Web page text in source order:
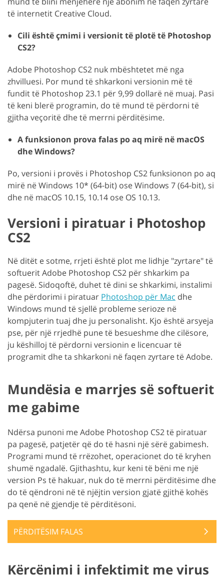
të internetit Creative Cloud.
Cili është çmimi i versionit të plotë të Photoshop
CS2?
Adobe Photoshop CS2 nuk mbështetet më nga
zhvilluesi. Por mund të shkarkoni versionin më të
fundit të Photoshop 23.1 për 9,99 dollarë në muaj. Pasi
të keni blerë programin, do të mund të përdorni të
gjitha veçoritë dhe të merrni përditësime.
A funksionon prova falas po aq mirë në macOS
dhe Windows?
Po, versioni i provës i Photoshop CS2 funksionon po aq
mirë në Windows 10* (64-bit) ose Windows 7 (64-bit), si
dhe në macOS 10.15, 10.14 ose OS 10.13.
Versioni i piratuar i Photoshop
CS2
Në ditët e sotme, rrjeti është plot me lidhje "zyrtare" të
softuerit Adobe Photoshop CS2 për shkarkim pa
pagesë. Sidoqoftë, duhet të dini se shkarkimi, instalimi
dhe përdorimi i piratuar Photoshop për Mac dhe
Windows mund të sjellë probleme serioze në
kompjuterin tuaj dhe ju personalisht. Kjo është arsyeja
pse, për një rrjedhë pune të besueshme dhe cilësore,
ju këshilloj të përdorni versionin e licencuar të
programit dhe ta shkarkoni në faqen zyrtare të Adobe.
Mundësia e marrjes së softuerit
me gabime
Ndërsa punoni me Adobe Photoshop CS2 të piratuar
pa pagesë, patjetër që do të hasni një sërë gabimesh.
Programi mund të rrëzohet, operacionet do të kryhen
shumë ngadalë. Gjithashtu, kur keni të bëni me një
version Ps të hakuar, nuk do të merrni përditësime dhe
do të qëndroni në të njëjtin version gjatë gjithë kohës
pa qenë në gjendje të përditësoni.
PËRDITËSIM FALAS
Kërcënimi i infektimit me virus